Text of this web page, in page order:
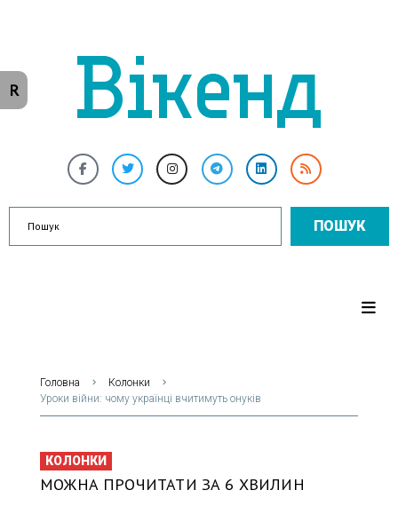
ПОШУК
Головна
Колонки
Уроки війни: чому українці вчитимуть онуків
КОЛОНКИ
МОЖНА ПРОЧИТАТИ ЗА 6 ХВИЛИН
R